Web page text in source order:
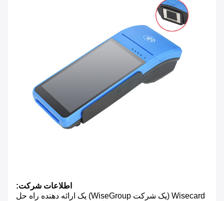
اطلاعات شرکت:
Wisecard (یک شرکت WiseGroup) یک ارائه دهنده راه حل